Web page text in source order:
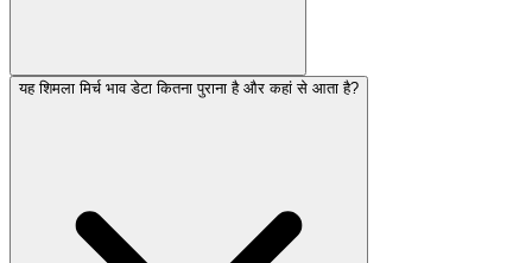
यह शिमला मिर्च भाव डेटा कितना पुराना है और कहां से आता है?